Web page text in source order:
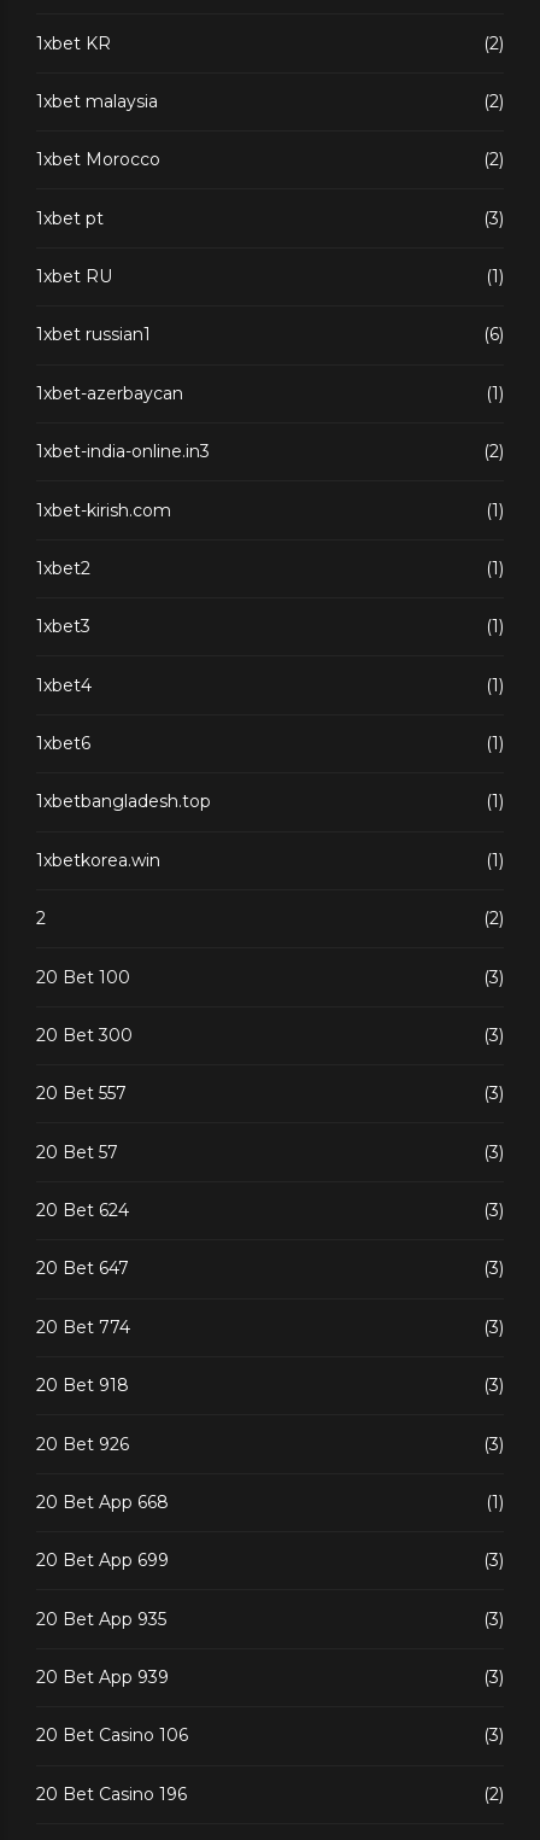
1xbet KR (2)
1xbet malaysia (2)
1xbet Morocco (2)
1xbet pt (3)
1xbet RU (1)
1xbet russian1 (6)
1xbet-azerbaycan (1)
1xbet-india-online.in3 (2)
1xbet-kirish.com (1)
1xbet2 (1)
1xbet3 (1)
1xbet4 (1)
1xbet6 (1)
1xbetbangladesh.top (1)
1xbetkorea.win (1)
2 (2)
20 Bet 100 (3)
20 Bet 300 (3)
20 Bet 557 (3)
20 Bet 57 (3)
20 Bet 624 (3)
20 Bet 647 (3)
20 Bet 774 (3)
20 Bet 918 (3)
20 Bet 926 (3)
20 Bet App 668 (1)
20 Bet App 699 (3)
20 Bet App 935 (3)
20 Bet App 939 (3)
20 Bet Casino 106 (3)
20 Bet Casino 196 (2)